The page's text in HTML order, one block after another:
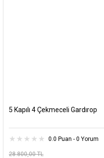
5 Kapılı 4 Çekmeceli Gardırop
0.0 Puan - 0 Yorum
28.800,00 TL